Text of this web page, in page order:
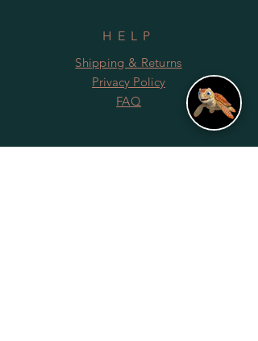
HELP
Shipping & Returns
Privacy Policy
FAQ